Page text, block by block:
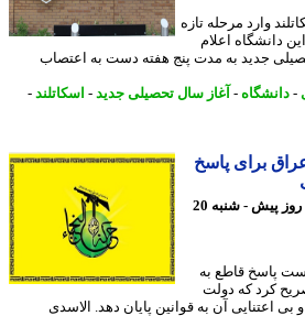
مرحله تازه
اعلام
جدید به مدت پنج هفته دست به اعتصاب
-آغاز سال تحصیلی جدید-اسکاتلند-
برای پاسخ
30 روز پیش - شنبه 20
قاطع به
که دولت
آن به قوانین پایان دهد. الاسدی